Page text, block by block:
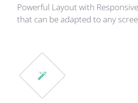
Powerful Layout with
that can be adapted to any